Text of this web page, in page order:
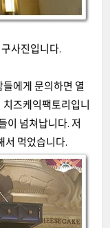
사진입니다.
에게 문의하면 열
즈케익팩토리입니
이 넘쳐납니다. 저
서 먹었습니다.